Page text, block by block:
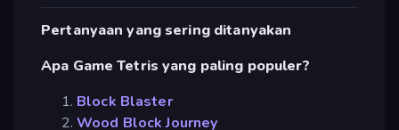
Pertanyaan yang sering ditanyakan
Apa Game Tetris yang paling populer?
Block Blaster
Wood Block Journey